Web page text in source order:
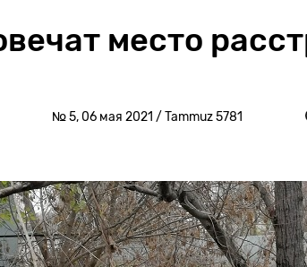
место
№ 5, 06 мая 2021 / Tammuz 5781